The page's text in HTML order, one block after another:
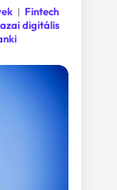
Fintech
digitális